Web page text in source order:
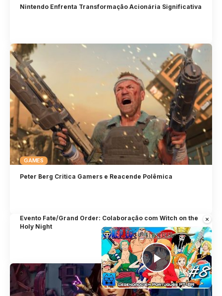
×
Play
Nintendo Enfrenta Transformação Acionária Significativa
GAMES
Peter Berg Critica Gamers e Reacende Polêmica
Evento Fate/Grand Order: Colaboração com Witch on the
Holy Night